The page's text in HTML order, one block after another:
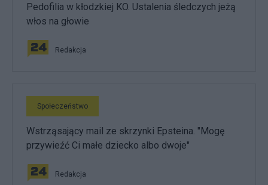
Pedofilia w kłodzkiej KO. Ustalenia śledczych jeżą
włos na głowie
Redakcja
Społeczeństwo
Wstrząsający mail ze skrzynki Epsteina. "Mogę
przywieźć Ci małe dziecko albo dwoje"
Redakcja